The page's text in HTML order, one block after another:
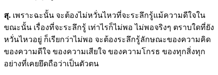
สุ. เพราะฉะนั้น จะต้องไม่หวั่นไหวที่จะระลึกรู้แม้ความดีใจใน
ขณะนั้น เรื่องที่จะระลึกรู้ เท่าไรก็ไม่พอ ไม่พอจริงๆ ตราบใดที่ยัง
หวั่นไหวอยู่ ก็เรียกว่าไม่พอ จะต้องระลึกรู้ลักษณะของความคิด
ของความดีใจ ของความเสียใจ ของความโกรธ ของทุกสิ่งทุก
อย่างที่เคยยึดถือว่าเป็นตัวตน